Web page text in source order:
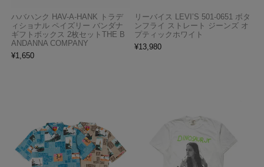
ハバハンク HAV-A-HANK トラデ
ィショナル ペイズリー バンダナ
ギフトボックス 2枚セットTHE B
ANDANNA COMPANY
¥1,650
リーバイス LEVI’S 501-0651 ボタ
ンフライ ストレート ジーンズ オ
プティックホワイト
¥13,980